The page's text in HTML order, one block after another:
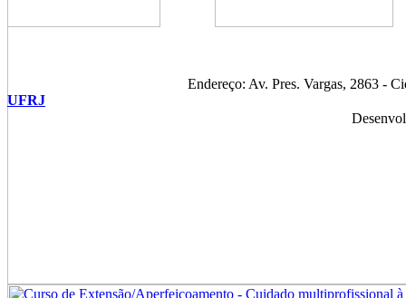
Endereço: Av. Pres. Vargas, 2863 -
UFRJ